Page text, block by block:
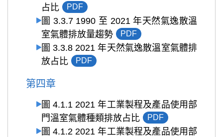
占比
PDF
圖 3.3.7 1990 至 2021 年天然氣逸散溫
室氣體排放量趨勢
PDF
圖 3.3.8 2021 年天然氣逸散溫室氣體排
放占比
PDF
第四章
圖 4.1.1 2021 年工業製程及產品使用部
門溫室氣體種類排放占比
PDF
圖 4.1.2 2021 年工業製程及產品使用部